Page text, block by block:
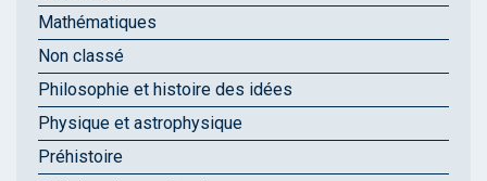
Mathématiques
Non classé
Philosophie et histoire des idées
Physique et astrophysique
Préhistoire